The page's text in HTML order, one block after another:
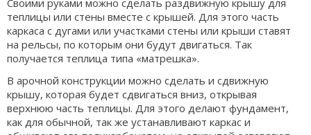
Своими руками можно сделать раздвижную крышу для
теплицы или стены вместе с крышей. Для этого часть
каркаса с дугами или участками стены или крыши ставят
на рельсы, по которым они будут двигаться. Так
получается теплица типа «матрешка».
В арочной конструкции можно сделать и сдвижную
крышу, которая будет сдвигаться вниз, открывая
верхнюю часть теплицы. Для этого делают фундамент,
как для обычной, так же устанавливают каркас и